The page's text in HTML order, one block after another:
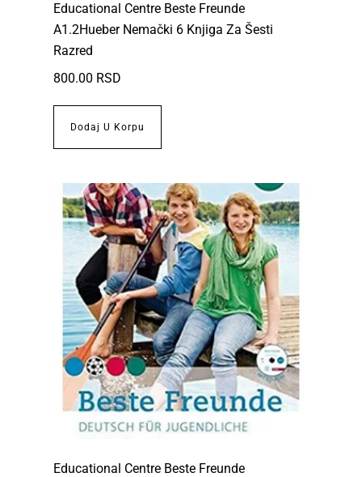
Educational Centre Beste Freunde
A1.2Hueber Nemački 6 Knjiga Za Šesti
Razred
800.00 RSD
Dodaj U Korpu
Educational Centre Beste Freunde